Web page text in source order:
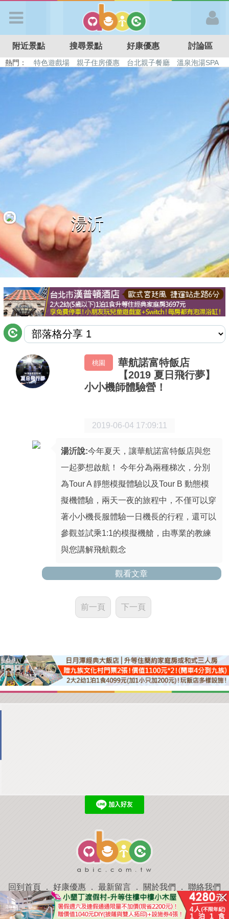
APP登入
首 頁
搜尋景點
好康優惠
最新留言
商家合作
推薦景點
討論區
聯絡我們
APP下載
附近景點 搜尋景點 好康優惠 討論區
熱門： 特色遊戲場 親子住房優惠 台北親子餐廳
溫泉泡湯SPA
溜滑梯民宿
觀光工廠 日本親子景點
湯沂
桃園
華航諾富特飯店
【2019 夏日飛行夢】
小小機師體驗營！
2019-06-04 17:09:11
湯沂說:今年夏天，讓華航諾富特飯店與您
一起夢想啟航！ 今年分為兩種梯次，分別
為Tour A 靜態模擬體驗以及Tour B 動態模
擬機體驗，兩天一夜的旅程中，不僅可以穿
著小小機長服體驗一日機長的行程，還可以
參觀並試乘1:1的模擬機艙，由專業的教練
與您講解飛航觀念
觀看文章
前一頁 下一頁
回到首頁 ． 好康優惠 ． 最新留言 ． 關於我們 ． 聯絡我們
部落格微件．商家合作．討論區．推薦景點． APP下載
羿磊資訊 服務條款&隱私權政策